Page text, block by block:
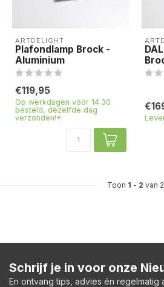
ARTDELIGHT
Plafondlamp Brock -
Aluminium
€119,95
Op werkdagen vóór 14.30
besteld, dezelfde dag
verzonden!*
Toon 1 - 2 van 2
Schrijf je in voor onze
En ontvang tips, advies én regelmatig